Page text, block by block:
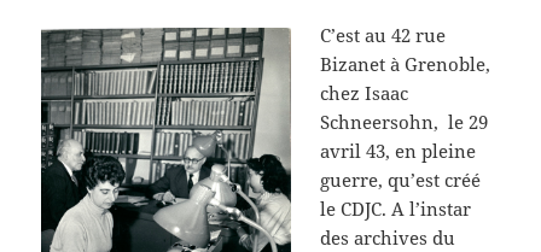
C’est au 42 rue
Bizanet à Grenoble,
chez Isaac
Schneersohn, le 29
avril 43, en pleine
guerre, qu’est créé
le CDJC. A l’instar
des archives du